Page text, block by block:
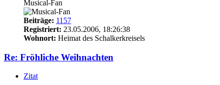
Musical-Fan
Beiträge: 1157
Registriert: 23.05.2006, 18:26:38
Wohnort: Heimat des Schalkerkreisels
Re: Fröhliche Weihnachten
Zitat